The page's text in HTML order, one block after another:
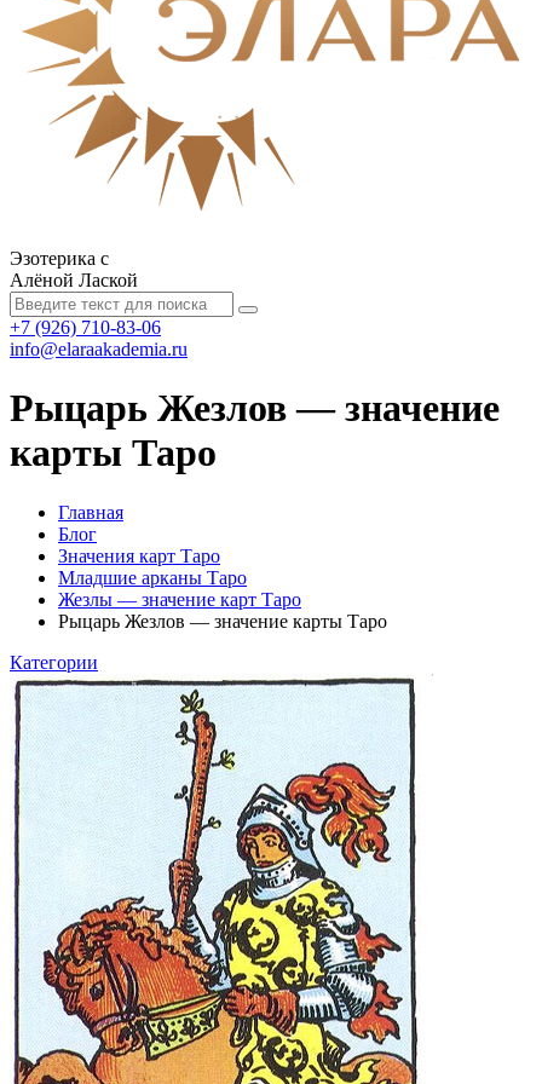
Эзотерика с
Алёной Лаской
+7 (926) 710-83-06
info@elaraakademia.ru
Рыцарь Жезлов — значение
карты Таро
Главная
Блог
Значения карт Таро
Младшие арканы Таро
Жезлы — значение карт Таро
Рыцарь Жезлов — значение карты Таро
Категории